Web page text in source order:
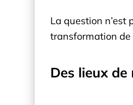
La question n’est
transformation de
Des lieux